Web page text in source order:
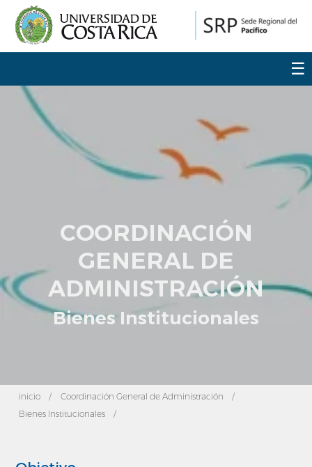
☰
COORDINACIÓN
GENERAL DE
ADMINISTRACIÓN
Bienes Institucionales
inicio / Coordinación General de Administración
/
Bienes Institucionales
/